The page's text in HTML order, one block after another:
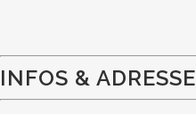
INFOS & ADRESSE